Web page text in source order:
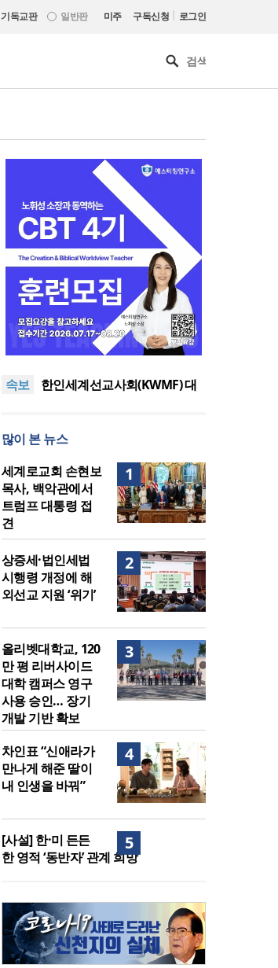
기독교판 일반판 미주 구독신청 | 로그인
속보
올리벳대학교, 120만 평 리버사
인… 장기 개발 기반 확보
관에서 트럼프 대통령 접견
한인세계선교사회(KWMF) 대
에 해외선교 지원 ‘위기’
올리벳대학교, 120만 평 리버사
이드 대학 캠퍼스 영구 사용 승
인… 장기 개발 기반 확보
세계로교회 손현보 목사, 백악
관에서 트럼프 대통령 접견
많이 본 뉴스
1
세계로교회 손현보
목사, 백악관에서
트럼프 대통령 접
견
2
상증세·법인세법
시행령 개정에 해
외선교 지원 ‘위기’
3
올리벳대학교, 120
만 평 리버사이드
대학 캠퍼스 영구
사용 승인… 장기
개발 기반 확보
4
차인표 “신애라가
만나게 해준 딸이
내 인생을 바꿔”
5
[사설] 한·미 든든
한 영적 ‘동반자’ 관계 희망